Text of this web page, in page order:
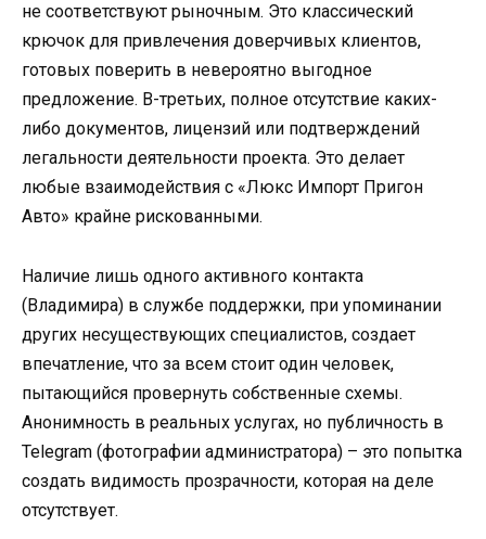
не соответствуют рыночным. Это классический
крючок для привлечения доверчивых клиентов,
готовых поверить в невероятно выгодное
предложение. В-третьих, полное отсутствие каких-
либо документов, лицензий или подтверждений
легальности деятельности проекта. Это делает
любые взаимодействия с «Люкс Импорт Пригон
Авто» крайне рискованными.
Наличие лишь одного активного контакта
(Владимира) в службе поддержки, при упоминании
других несуществующих специалистов, создает
впечатление, что за всем стоит один человек,
пытающийся провернуть собственные схемы.
Анонимность в реальных услугах, но публичность в
Telegram (фотографии администратора) – это попытка
создать видимость прозрачности, которая на деле
отсутствует.